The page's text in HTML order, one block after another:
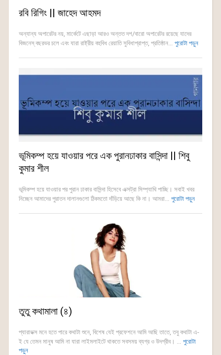
রবি রিগিং || জাহেদ আহমদ
অন্যান্য অপারেটর নয়, মার্কেটে এছাড়া আরও অন্তত দশ/বারো অপারেটর রয়েছে যাদের
বিজনেস্ বছরভর চলে এবং যারা রাষ্ট্রীয় বহুবিধ রেয়াতি সুবিধাপ্রাপ্ত, প্রতিষ্ঠান... পুরোটা পড়ুন
ভূমিকম্প হয়ে যাওয়ার পরে এক পুরানঢাকার বাসিন্দা || শিবু
কুমার শীল
ভূমিকম্প হয়ে যাওয়ার পর পুরান ঢাকার বাসিন্দা হিসেবে এক্সট্রা সিম্প্যাথি পাচ্ছি। সবাই খবর
নিচ্ছেন আমাদের পুরাতন দালানগুলো ঠিকমতো দাঁড়িয়ে আছে কি না। আমরা... পুরোটা পড়ুন
তুতু কথামালা (৪)
প্যারাডক্স মনে হতে পারে কথাটা শুনে, বিশেষ যেই প্রফেশনে আমি আছি তাতে, তবু কথাটা এ-
ই যে তেমন মানুষ আমি না যারা লাইমলাইটে থাকতে সবসময় ব্যগ্র ও উদগ্রীব। ... পুরোটা
পড়ুন